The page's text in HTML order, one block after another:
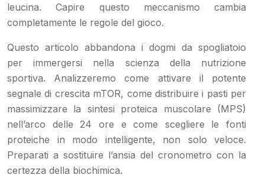
leucina. Capire questo meccanismo cambia
completamente le regole del gioco.
Questo articolo abbandona i dogmi da spogliatoio
per immergersi nella scienza della nutrizione
sportiva. Analizzeremo come attivare il potente
segnale di crescita mTOR, come distribuire i pasti per
massimizzare la sintesi proteica muscolare (MPS)
nell’arco delle 24 ore e come scegliere le fonti
proteiche in modo intelligente, non solo veloce.
Preparati a sostituire l’ansia del cronometro con la
certezza della biochimica.